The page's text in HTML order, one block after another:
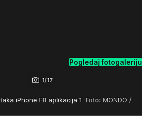
1/17
Pogledaj fotogaleriju
iPhone FB aplikacija 1 Foto: MONDO /